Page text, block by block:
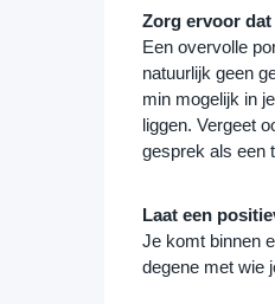
Zorg ervoor
Een overvolle
natuurlijk geen
min mogelijk in
liggen. Vergeet
gesprek als een
Laat een
Je komt binnen
degene met wie